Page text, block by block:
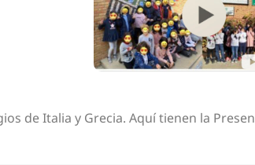
de Italia y Grecia. Aquí tienen la